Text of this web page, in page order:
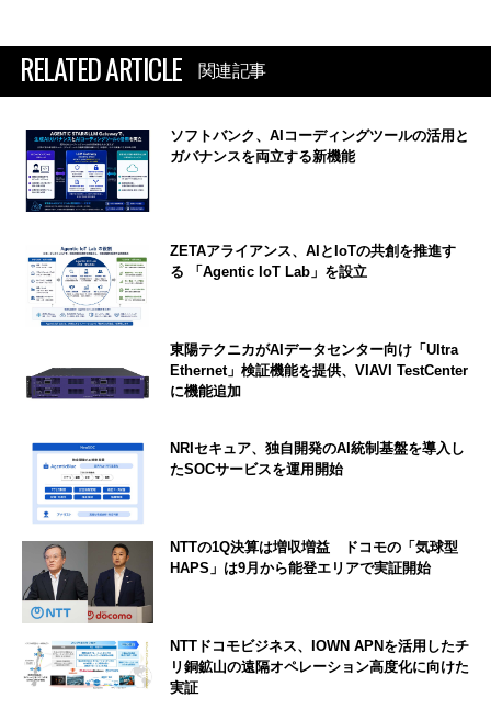
RELATED ARTICLE 関連記事
ソフトバンク、AIコーディングツールの活用と
ガバナンスを両立する新機能
ZETAアライアンス、AIとIoTの共創を推進す
る 「Agentic IoT Lab」を設立
東陽テクニカがAIデータセンター向け「Ultra
Ethernet」検証機能を提供、VIAVI TestCenter
に機能追加
NRIセキュア、独自開発のAI統制基盤を導入し
たSOCサービスを運用開始
NTTの1Q決算は増収増益 ドコモの「気球型
HAPS」は9月から能登エリアで実証開始
NTTドコモビジネス、IOWN APNを活用したチ
リ銅鉱山の遠隔オペレーション高度化に向けた
実証